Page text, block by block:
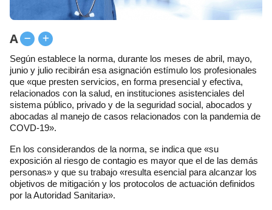
A
Según establece la norma, durante los meses de abril, mayo,
junio y julio recibirán esa asignación estímulo los profesionales
que «que presten servicios, en forma presencial y efectiva,
relacionados con la salud, en instituciones asistenciales del
sistema público, privado y de la seguridad social, abocados y
abocadas al manejo de casos relacionados con la pandemia de
COVD-19».
En los considerandos de la norma, se indica que «su
exposición al riesgo de contagio es mayor que el de las demás
personas» y que su trabajo «resulta esencial para alcanzar los
objetivos de mitigación y los protocolos de actuación definidos
por la Autoridad Sanitaria».